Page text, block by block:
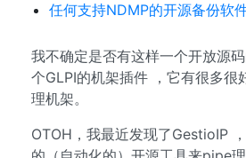
任何支持NDMP的开源备份软
我不确定是否有这样一个开放源
个GLPI的机架插件 ，它有很多
理机架。
OTOH，我最近发现了GestioIP